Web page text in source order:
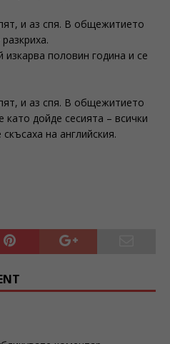
и аз спя. В общежитието
половин година и се
и аз спя. В общежитието
като дойде сесията – всички
на английския.